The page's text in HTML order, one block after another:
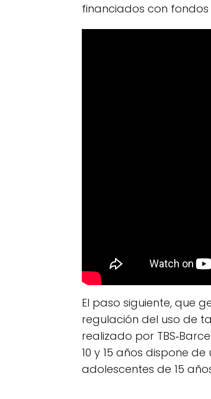
financiados con fondos
El paso siguiente, que
regulación del uso de
realizado por
10 y 15 años dispone
adolescentes de 15